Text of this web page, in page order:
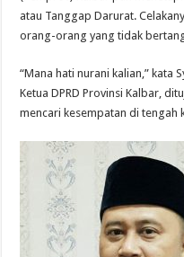
atau Tanggap Darurat.
orang-orang yang tidak
“Mana hati nurani kalian,” kata
Ketua DPRD Provinsi Kalbar,
mencari kesempatan di tengah